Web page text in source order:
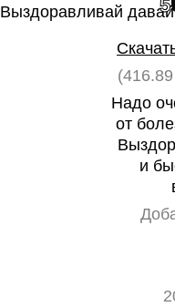
5
Надо
от
и